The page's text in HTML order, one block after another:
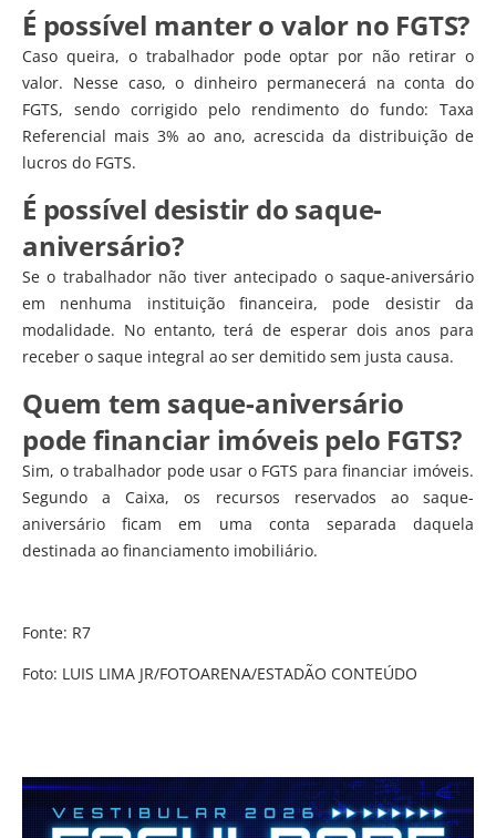
É possível manter o valor no FGTS?
Caso queira, o trabalhador pode optar por não retirar o
valor. Nesse caso, o dinheiro permanecerá na conta do
FGTS, sendo corrigido pelo rendimento do fundo: Taxa
Referencial mais 3% ao ano, acrescida da distribuição de
lucros do FGTS.
É possível desistir do saque-
aniversário?
Se o trabalhador não tiver antecipado o saque-aniversário
em nenhuma instituição financeira, pode desistir da
modalidade. No entanto, terá de esperar dois anos para
receber o saque integral ao ser demitido sem justa causa.
Quem tem saque-aniversário
pode financiar imóveis pelo FGTS?
Sim, o trabalhador pode usar o FGTS para financiar imóveis.
Segundo a Caixa, os recursos reservados ao saque-
aniversário ficam em uma conta separada daquela
destinada ao financiamento imobiliário.
Fonte: R7
Foto: LUIS LIMA JR/FOTOARENA/ESTADÃO CONTEÚDO